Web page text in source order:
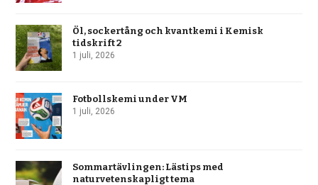
Öl, sockertång och kvantkemi i Kemisk
tidskrift 2
1 juli, 2026
Fotbollskemi under VM
1 juli, 2026
Sommartävlingen: Lästips med
naturvetenskapligt tema